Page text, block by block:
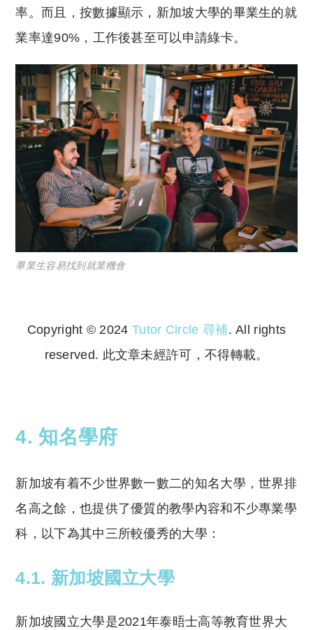
率。而且，按數據顯示，新加坡大學的畢業生的就
業率達90%，工作後甚至可以申請綠卡。
畢業生容易找到就業機會
Copyright © 2024 Tutor Circle 尋補. All rights
reserved. 此文章未經許可，不得轉載。
4. 知名學府
新加坡有着不少世界數一數二的知名大學，世界排
名高之餘，也提供了優質的教學內容和不少專業學
科，以下為其中三所較優秀的大學：
4.1. 新加坡國立大學
新加坡國立大學是2021年泰晤士高等教育世界大